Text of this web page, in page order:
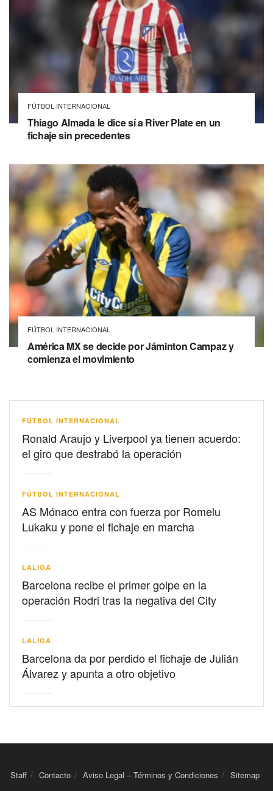
FÚTBOL INTERNACIONAL
Thiago Almada le dice sí a River Plate en un
fichaje sin precedentes
FÚTBOL INTERNACIONAL
América MX se decide por Jáminton Campaz y
comienza el movimiento
FÚTBOL INTERNACIONAL
Ronald Araujo y Liverpool ya tienen acuerdo:
el giro que destrabó la operación
FÚTBOL INTERNACIONAL
AS Mónaco entra con fuerza por Romelu
Lukaku y pone el fichaje en marcha
LALIGA
Barcelona recibe el primer golpe en la
operación Rodri tras la negativa del City
LALIGA
Barcelona da por perdido el fichaje de Julián
Álvarez y apunta a otro objetivo
Staff Contacto Aviso Legal – Términos y Condiciones Sitemap